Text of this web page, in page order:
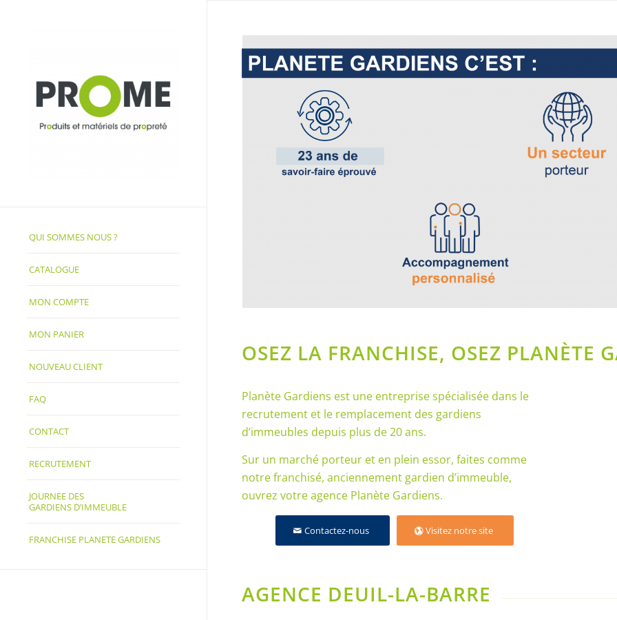
QUI SOMMES NOUS ?
CATALOGUE
MON COMPTE
MON PANIER
NOUVEAU CLIENT
FAQ
CONTACT
RECRUTEMENT
JOURNEE DES
GARDIENS D’IMMEUBLE
FRANCHISE PLANETE GARDIENS
OSEZ LA FRANCHISE, OSEZ PLANÈTE
Planète Gardiens est une entreprise spécialisée dans le
recrutement et le remplacement des gardiens
d’immeubles depuis plus de 20 ans.
Sur un marché porteur et en plein essor, faites comme
notre franchisé, anciennement gardien d’immeuble,
ouvrez votre agence Planète Gardiens.
Contactez-nous Visitez notre site
AGENCE DEUIL-LA-BARRE